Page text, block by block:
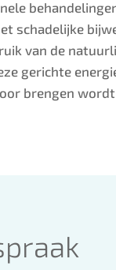
schadelijke
van de
gerichte
brengen